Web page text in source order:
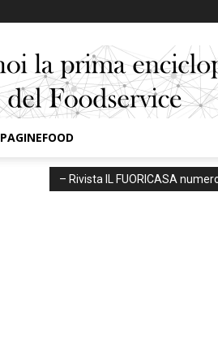
PAGINEFOOD
– Rivista IL FUORICASA